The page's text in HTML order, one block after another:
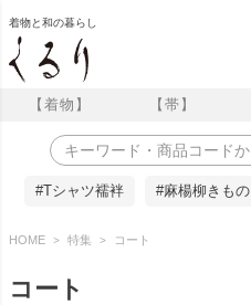
着物と和の暮らし
【着物】 【帯】
#Tシャツ襦袢 #麻楊柳きもの
HOME 特集 コート
コート